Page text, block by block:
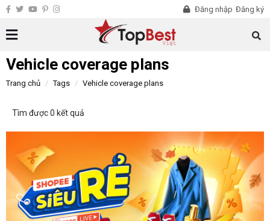
Đăng nhập Đăng ký
Vehicle coverage plans
Trang chủ Tags Vehicle coverage plans
Tìm được 0 kết quả